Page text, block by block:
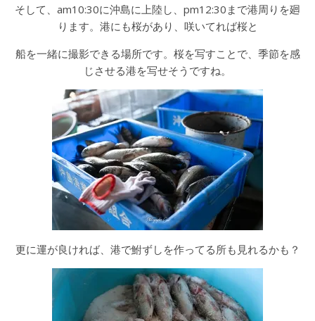
そして、am10:30に沖島に上陸し、pm12:30まで港周りを廻
ります。港にも桜があり、咲いてれば桜と
船を一緒に撮影できる場所です。桜を写すことで、季節を感
じさせる港を写せそうですね。
更に運が良ければ、港で鮒ずしを作ってる所も見れるかも？